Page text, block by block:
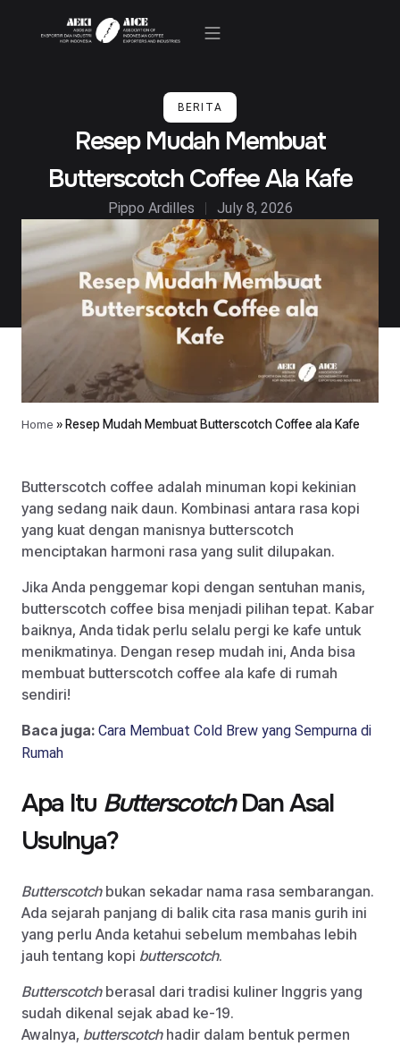
BERITA
Resep Mudah Membuat
Butterscotch Coffee Ala Kafe
Pippo Ardilles July 8, 2026
Home »Resep Mudah Membuat Butterscotch Coffee ala Kafe
Butterscotch coffee adalah minuman kopi kekinian
yang sedang naik daun. Kombinasi antara rasa kopi
yang kuat dengan manisnya butterscotch
menciptakan harmoni rasa yang sulit dilupakan.
Jika Anda penggemar kopi dengan sentuhan manis,
butterscotch coffee bisa menjadi pilihan tepat. Kabar
baiknya, Anda tidak perlu selalu pergi ke kafe untuk
menikmatinya. Dengan resep mudah ini, Anda bisa
membuat butterscotch coffee ala kafe di rumah
sendiri!
Baca juga: Cara Membuat Cold Brew yang Sempurna di
Rumah
Apa Itu ButterscotchDan Asal
Usulnya?
Butterscotchbukan sekadar nama rasa sembarangan.
Ada sejarah panjang di balik cita rasa manis gurih ini
yang perlu Anda ketahui sebelum membahas lebih
jauh tentang kopi butterscotch.
Butterscotchberasal dari tradisi kuliner Inggris yang
sudah dikenal sejak abad ke-19.
Awalnya, butterscotchhadir dalam bentuk permen